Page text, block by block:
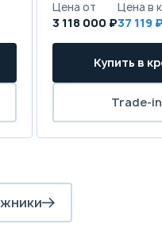
3 118 000 ₽37 119